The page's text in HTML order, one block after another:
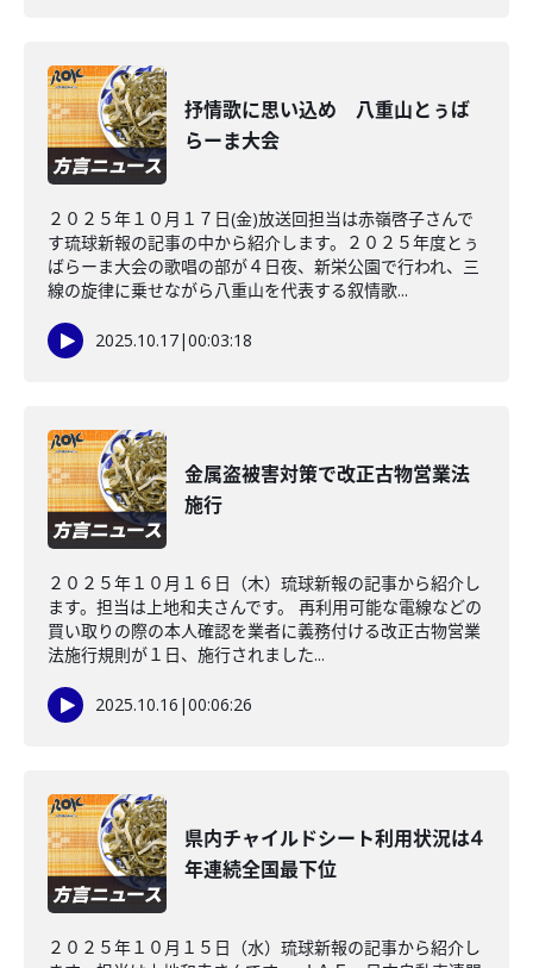
抒情歌に思い込め 八重山とぅば
らーま大会
２０２５年１０月１７日(金)放送回担当は赤嶺啓子さんで
す琉球新報の記事の中から紹介します。２０２５年度とぅ
ばらーま大会の歌唱の部が４日夜、新栄公園で行われ、三
線の旋律に乗せながら八重山を代表する叙情歌...
2025.10.17|00:03:18
金属盗被害対策で改正古物営業法
施行
２０２５年１０月１６日（木）琉球新報の記事から紹介し
ます。担当は上地和夫さんです。 再利用可能な電線などの
買い取りの際の本人確認を業者に義務付ける改正古物営業
法施行規則が１日、施行されました...
2025.10.16 |00:06:26
県内チャイルドシート利用状況は4
年連続全国最下位
２０２５年１０月１５日（水）琉球新報の記事から紹介し